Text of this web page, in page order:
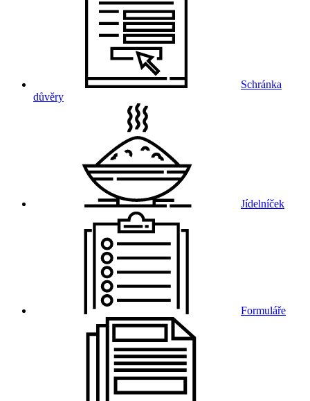
Schránka
důvěry
Jídelníček
Formuláře